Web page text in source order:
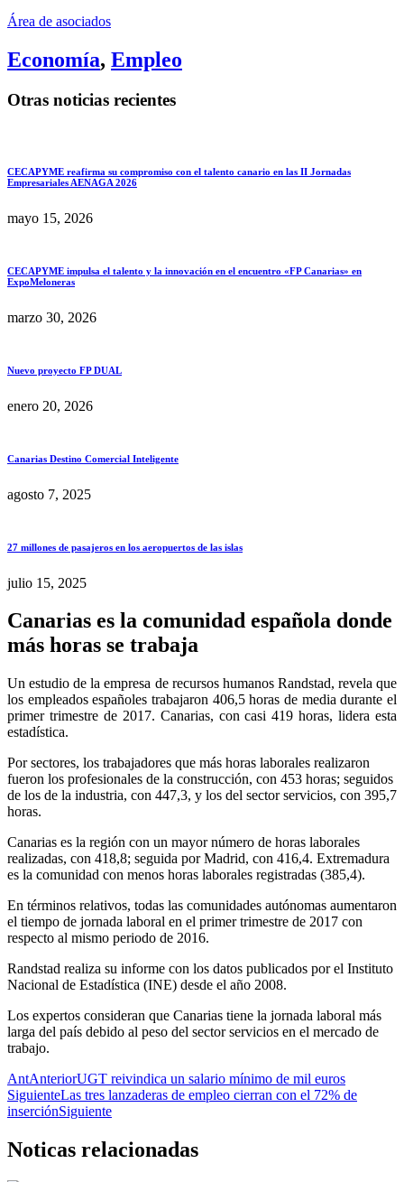
Área de asociados
Economía, Empleo
Otras noticias recientes
CECAPYME reafirma su compromiso con el talento canario en las II Jornadas
Empresariales AENAGA 2026
mayo 15, 2026
CECAPYME impulsa el talento y la innovación en el encuentro «FP Canarias» en
ExpoMeloneras
marzo 30, 2026
Nuevo proyecto FP DUAL
enero 20, 2026
Canarias Destino Comercial Inteligente
agosto 7, 2025
27 millones de pasajeros en los aeropuertos de las islas
julio 15, 2025
Canarias es la comunidad española donde
más horas se trabaja
Un estudio de la empresa de recursos humanos Randstad, revela que
los empleados españoles trabajaron 406,5 horas de media durante el
primer trimestre de 2017. Canarias, con casi 419 horas, lidera esta
estadística.
Por sectores, los trabajadores que más horas laborales realizaron
fueron los profesionales de la construcción, con 453 horas; seguidos
de los de la industria, con 447,3, y los del sector servicios, con 395,7
horas.
Canarias es la región con un mayor número de horas laborales
realizadas, con 418,8; seguida por Madrid, con 416,4. Extremadura
es la comunidad con menos horas laborales registradas (385,4).
En términos relativos, todas las comunidades autónomas aumentaron
el tiempo de jornada laboral en el primer trimestre de 2017 con
respecto al mismo periodo de 2016.
Randstad realiza su informe con los datos publicados por el Instituto
Nacional de Estadística (INE) desde el año 2008.
Los expertos consideran que Canarias tiene la jornada laboral más
larga del país debido al peso del sector servicios en el mercado de
trabajo.
AntAnteriorUGT reivindica un salario mínimo de mil euros
SiguienteLas tres lanzaderas de empleo cierran con el 72% de
inserciónSiguiente
Noticas relacionadas